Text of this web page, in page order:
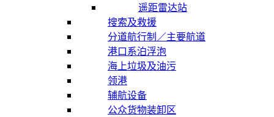
遥距雷达站
搜索及救援
分道航行制／主要航道
港口系泊浮泡
海上垃圾及油污
领港
辅航设备
公众货物装卸区